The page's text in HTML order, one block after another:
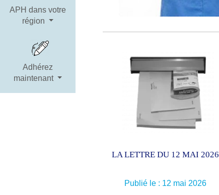
APH dans votre
région
Adhérez
maintenant
LA LETTRE DU 12 MAI 2026
Publié le : 12 mai 2026